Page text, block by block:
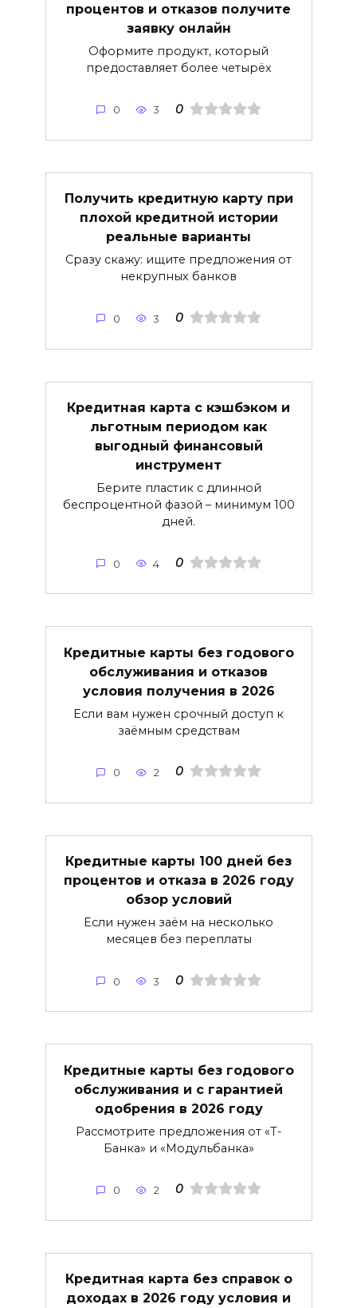
процентов и отказов получите
заявку онлайн
Оформите продукт, который
предоставляет более четырёх
0 3 0
Получить кредитную карту при
плохой кредитной истории
реальные варианты
Сразу скажу: ищите предложения от
некрупных банков
0 3 0
Кредитная карта с кэшбэком и
льготным периодом как
выгодный финансовый
инструмент
Берите пластик с длинной
беспроцентной фазой – минимум 100
дней.
0 4 0
Кредитные карты без годового
обслуживания и отказов
условия получения в 2026
Если вам нужен срочный доступ к
заёмным средствам
0 2 0
Кредитные карты 100 дней без
процентов и отказа в 2026 году
обзор условий
Если нужен заём на несколько
месяцев без переплаты
0 3 0
Кредитные карты без годового
обслуживания и с гарантией
одобрения в 2026 году
Рассмотрите предложения от «Т-
Банка» и «Модульбанка»
0 2 0
Кредитная карта без справок о
доходах в 2026 году условия и